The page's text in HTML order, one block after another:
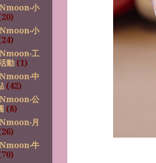
小
小
工
動 (1)
中
(42)
公
(8)
月
牛